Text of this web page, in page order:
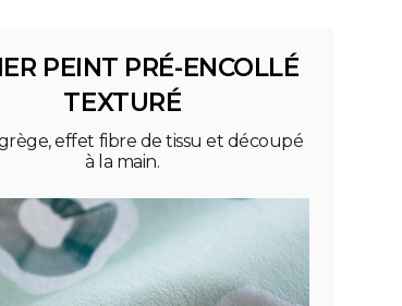
PEINT PRÉ-ENCOLLÉ
TEXTURÉ
effet fibre de tissu et découpé
à la main.